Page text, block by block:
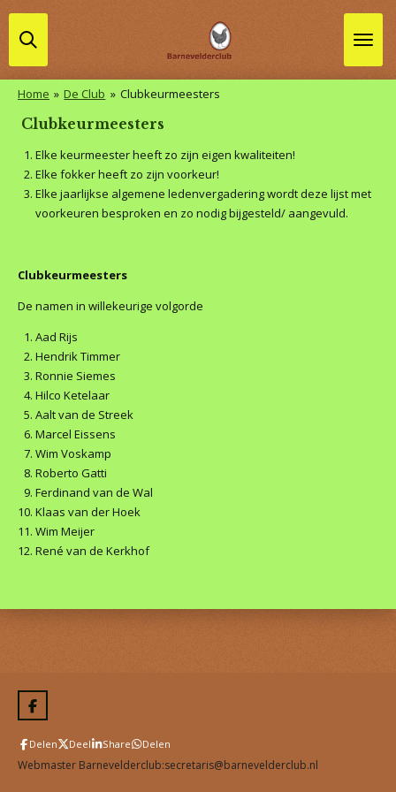
Ga
direct
hoofdinhoud
Home » De Club » Clubkeurmeesters
Clubkeurmeesters
Elke keurmeester heeft zo zijn eigen kwaliteiten!
Elke fokker heeft zo zijn voorkeur!
Elke jaarlijkse algemene ledenvergadering wordt deze lijst met
voorkeuren besproken en zo nodig bijgesteld/ aangevuld.
Clubkeurmeesters
De namen in willekeurige volgorde
Aad Rijs
Hendrik Timmer
Ronnie Siemes
Hilco Ketelaar
Aalt van de Streek
Marcel Eissens
Wim Voskamp
Roberto Gatti
Ferdinand van de Wal
Klaas van der Hoek
Wim Meijer
René van de Kerkhof
F
a
e
b
Delen Deel Share Delen
Webmaster Barnevelderclub:secretaris@barnevelderclub.nl